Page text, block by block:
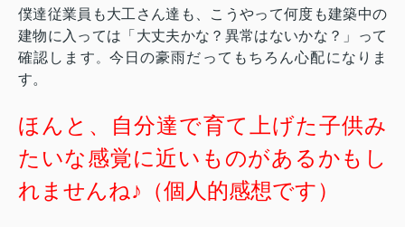
僕達従業員も大工さん達も、こうやって何度も建築中の
建物に入っては「大丈夫かな？異常はないかな？」って
確認します。 今日の豪雨だってもちろん心配になりま
す。
ほんと、自分達で育て上げた子供み
たいな感覚に近いものがあるかもし
れませんね♪（個人的感想です）